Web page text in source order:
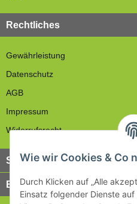
Rechtliches
Gewährleistung
Datenschutz
AGB
Impressum
Widerrufsrecht
Service
Bezahlung & Versand
Wie wir Cookies & Co
Durch Klicken auf „Alle
Einsatz folgender Dienste auf